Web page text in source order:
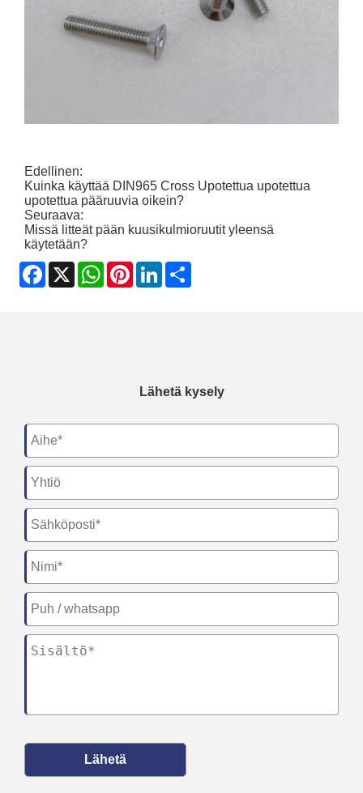
Edellinen:
Kuinka käyttää DIN965 Cross Upotettua upotettua
upotettua pääruuvia oikein?
Seuraava:
Missä litteät pään kuusikulmioruutit yleensä
käytetään?
Facebook
X WhatsApp
PinterestLinkedIn
Lähetä kysely
Lähetä